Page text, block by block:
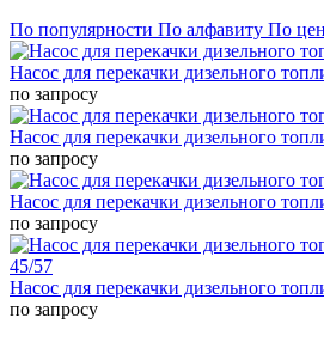
По популярности По алфавиту По
Насос для перекачки дизельного
по запросу
Насос для перекачки дизельного
по запросу
Насос для перекачки дизельного
по запросу
Насос для перекачки дизельного
по запросу